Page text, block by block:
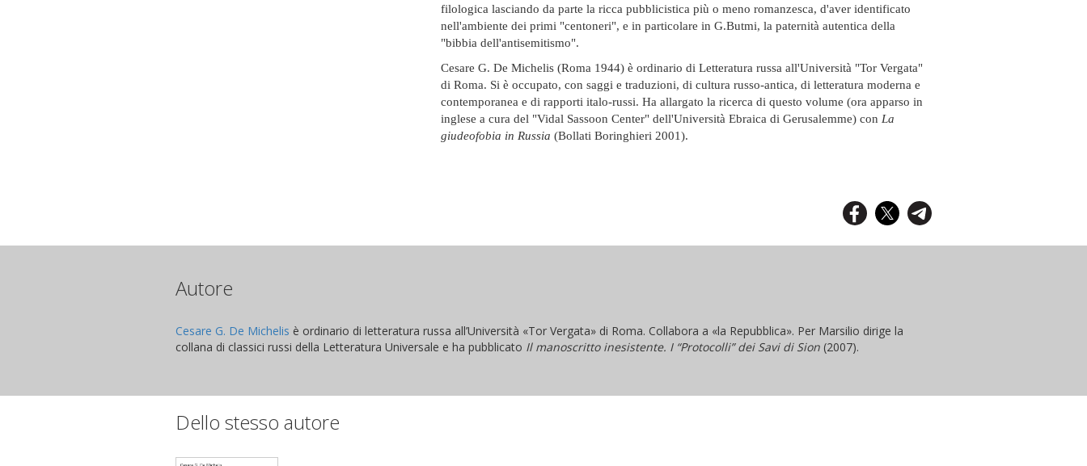
filologica lasciando da parte la ricca pubblicistica più o meno romanzesca, d'aver identificato
nell'ambiente dei primi "centoneri", e in particolare in G.Butmi, la paternità autentica della
"bibbia dell'antisemitismo".
Cesare G. De Michelis (Roma 1944) è ordinario di Letteratura russa all'Università "Tor Vergata"
di Roma. Si è occupato, con saggi e traduzioni, di cultura russo-antica, di letteratura moderna e
contemporanea e di rapporti italo-russi. Ha allargato la ricerca di questo volume (ora apparso in
inglese a cura del "Vidal Sassoon Center" dell'Università Ebraica di Gerusalemme) con La
giudeofobia in Russia(Bollati Boringhieri 2001).
Autore
Cesare G. De Michelis è ordinario di letteratura russa all’Università «Tor Vergata» di Roma. Collabora a «la Repubblica». Per Marsilio dirige la
collana di classici russi della Letteratura Universale e ha pubblicato Il manoscritto inesistente. I “Protocolli” dei Savi di Sion (2007).
Dello stesso autore